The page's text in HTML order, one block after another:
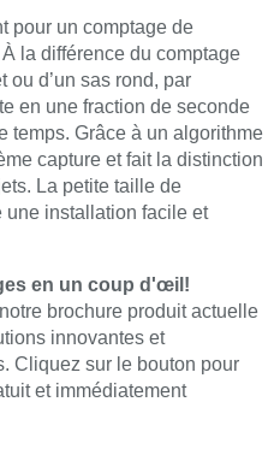
pour un comptage de
la différence du comptage
ou d’un sas rond, par
en une fraction de seconde
temps. Grâce à un algorithme
capture et fait la distinction
La petite taille de
une installation facile et
en un coup d'œil!
brochure produit actuelle
innovantes et
Cliquez sur le bouton pour
et immédiatement